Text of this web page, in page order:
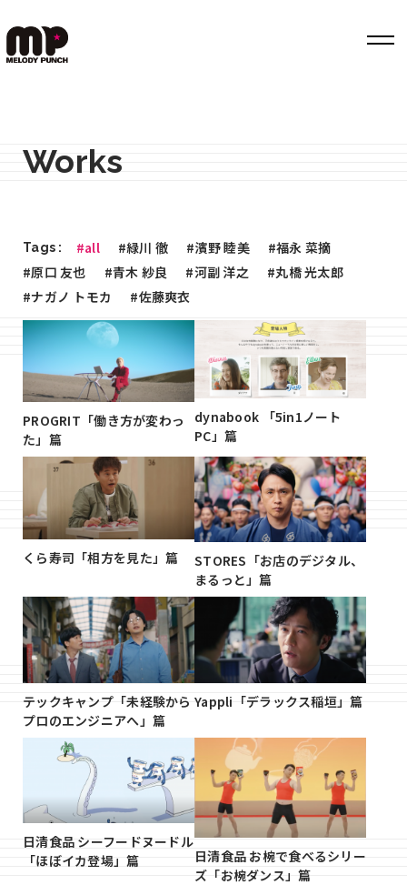
Works
Company Info
Recruit
Works
Tags : #all #緑川 徹 #濱野 睦美
#福永 菜摘
#原口 友也
#青木 紗良 #河副 洋之
#丸橋 光太郎
#ナガノ トモカ
#佐藤爽衣
PROGRIT「働き方が変わっ
た」篇
dynabook 「5in1ノート
PC」篇
くら寿司「相方を見た」篇
STORES「お店のデジタル、
まるっと」篇
テックキャンプ「未経験から
プロのエンジニアへ」篇
Yappli「デラックス稲垣」篇
日清食品 シーフードヌードル
「ほぼイカ登場」篇
日清食品 お椀で食べるシリー
ズ「お椀ダンス」篇